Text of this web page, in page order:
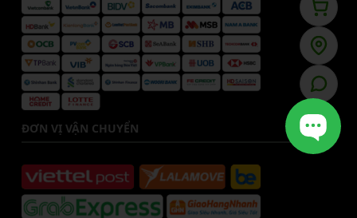
ĐƠN VỊ VẬN CHUYỂN